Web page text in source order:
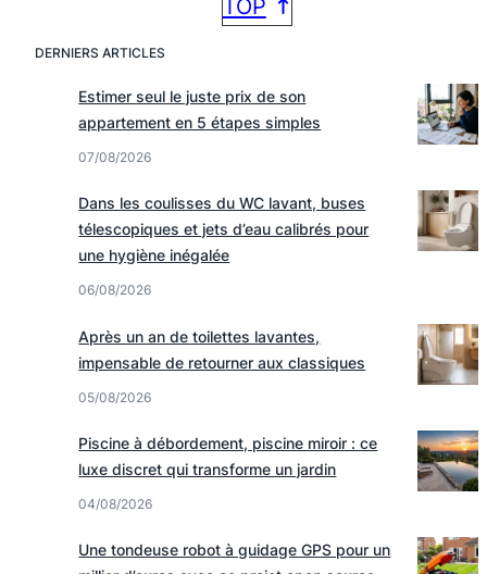
TOP
DERNIERS ARTICLES
Estimer seul le juste prix de son
appartement en 5 étapes simples
07/08/2026
Dans les coulisses du WC lavant, buses
télescopiques et jets d’eau calibrés pour
une hygiène inégalée
06/08/2026
Après un an de toilettes lavantes,
impensable de retourner aux classiques
05/08/2026
Piscine à débordement, piscine miroir : ce
luxe discret qui transforme un jardin
04/08/2026
Une tondeuse robot à guidage GPS pour un